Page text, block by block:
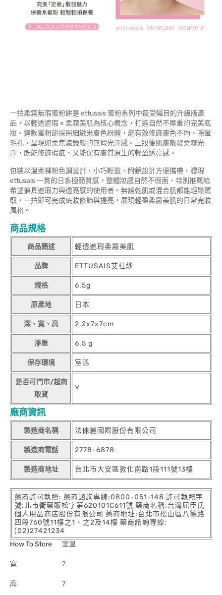
一拍柔霧無瑕蜜粉餅是 ettusais 蜜粉系列中最受矚目的升級版產
品，以輕透遮瑕 × 柔霧美肌為核心概念，打造自然不厚重的完美底
妝。這款蜜粉餅採用細緻米膚色粉體，能有效修飾膚色不均、隱匿
毛孔，呈現如柔焦濾鏡般的無瑕光澤感。上妝後肌膚散發柔霧光
澤，既能修飾瑕疵，又能保有膚質原生的輕盈透亮感。
包裝以溫柔裸粉色調設計，小巧輕盈、附鏡設計方便攜帶，體現
ettusais 一貫的日系極簡質感。整體妝感自然不假面，特別推薦給
希望兼具遮瑕力與透亮感的使用者。無論乾肌或混合肌都能輕鬆駕
馭，一拍即可完成底妝修飾與提亮，展現輕盈柔霧美肌的日常完妝
風格。
商品規格
商品簡述 輕透遮瑕柔霧美肌
品牌 ETTUSAIS艾杜紗
規格 6.5g
原產地 日本
深、寬、高 2.2x7x7cm
淨重 6.5 g
保存環境 室溫
是否可門市/超商
取貨
Y
廠商資訊
製造商名稱 法倈麗國際股份有限公司
製造商電話 2778-6878
製造商地址 台北市大安區敦化南路1段111號13樓
藥商許可執照: 藥商諮詢專線:0800-051-148 許可執照字
號:北市衛藥販松字第620101C611號 藥商名稱:台灣屈臣氏
個人用品商店股份有限公司 藥商地址:台北市松山區八德路
四段760號11樓之1、之2及14樓 藥商諮詢專線:
(02)27421234
How To Store
室溫
寬 7
高 7